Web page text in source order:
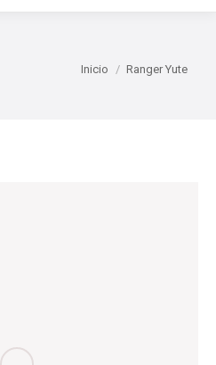
Estás aquí:
Inicio Ranger Yute